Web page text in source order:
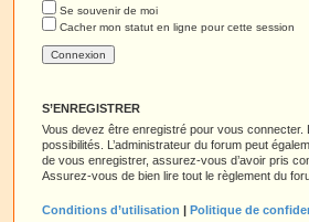
Se souvenir de moi
Cacher mon statut en ligne pour cette session
S’ENREGISTRER
Vous devez être enregistré pour vous connecter.
possibilités. L’administrateur du forum peut
de vous enregistrer, assurez-vous d’avoir pris
Assurez-vous de bien lire tout le règlement du
Conditions d’utilisation | Politique de